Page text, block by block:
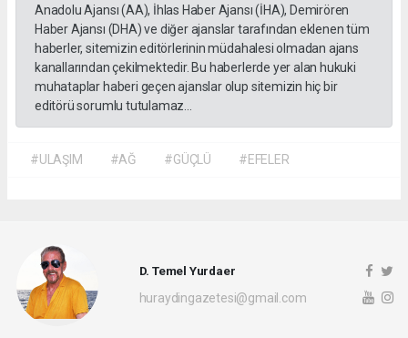
Anadolu Ajansı (AA), İhlas Haber Ajansı (İHA), Demirören
Haber Ajansı (DHA) ve diğer ajanslar tarafından eklenen tüm
haberler, sitemizin editörlerinin müdahalesi olmadan ajans
kanallarından çekilmektedir. Bu haberlerde yer alan hukuki
muhataplar haberi geçen ajanslar olup sitemizin hiç bir
editörü sorumlu tutulamaz...
#ULAŞIM #AĞ #GÜÇLÜ #EFELER
D. Temel Yurdaer
huraydingazetesi@gmail.com